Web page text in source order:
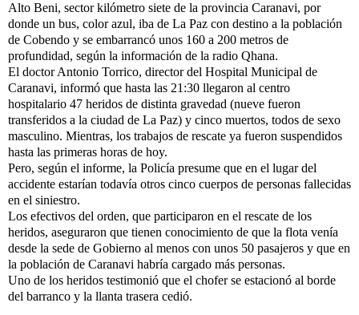
Alto Beni, sector kilómetro siete de la provincia Caranavi, por
donde un bus, color azul, iba de La Paz con destino a la población
de Cobendo y se embarrancó unos 160 a 200 metros de
profundidad, según la información de la radio Qhana.
El doctor Antonio Torrico, director del Hospital Municipal de
Caranavi, informó que hasta las 21:30 llegaron al centro
hospitalario 47 heridos de distinta gravedad (nueve fueron
transferidos a la ciudad de La Paz) y cinco muertos, todos de sexo
masculino. Mientras, los trabajos de rescate ya fueron suspendidos
hasta las primeras horas de hoy.
Pero, según el informe, la Policía presume que en el lugar del
accidente estarían todavía otros cinco cuerpos de personas fallecidas
en el siniestro.
Los efectivos del orden, que participaron en el rescate de los
heridos, aseguraron que tienen conocimiento de que la flota venía
desde la sede de Gobierno al menos con unos 50 pasajeros y que en
la población de Caranavi habría cargado más personas.
Uno de los heridos testimonió que el chofer se estacionó al borde
del barranco y la llanta trasera cedió.